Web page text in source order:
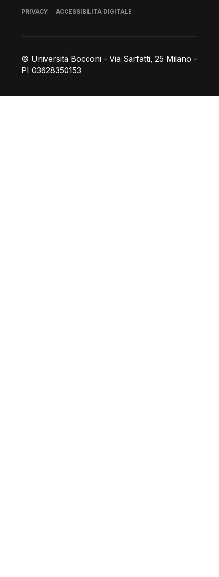
© Università Bocconi - Via Sarfatti, 25 Milano -
PI 03628350153
Piè di pagina
PRIVACY ACCESSIBILITÀ DIGITALE